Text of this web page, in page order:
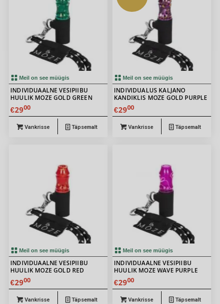
Meil on see müügis
INDIVIDUAALNE VESIPIIBU
HUULIK MOZE GOLD GREEN
€2900
Vankrisse Täpsemalt
Meil on see müügis
INDIVIDUALUS KALJANO
KANDIKLIS MOZE GOLD PURPLE
€2900
Vankrisse Täpsemalt
Meil on see müügis
INDIVIDUAALNE VESIPIIBU
HUULIK MOZE GOLD RED
€2900
Vankrisse Täpsemalt
Meil on see müügis
INDIVIDUAALNE VESIPIIBU
HUULIK MOZE WAVE PURPLE
€2900
Vankrisse Täpsemalt